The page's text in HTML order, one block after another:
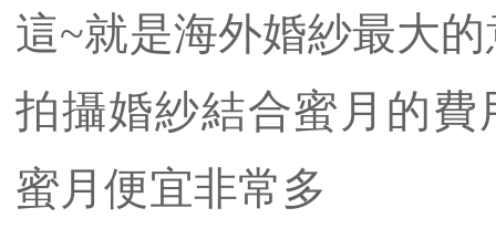
這~就是海外婚紗最大
拍攝婚紗結合蜜月的
蜜月便宜非常多